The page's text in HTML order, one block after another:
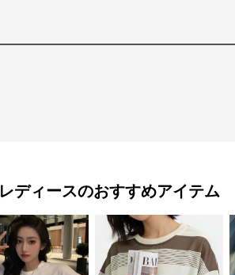
レディースのおすすめアイテム